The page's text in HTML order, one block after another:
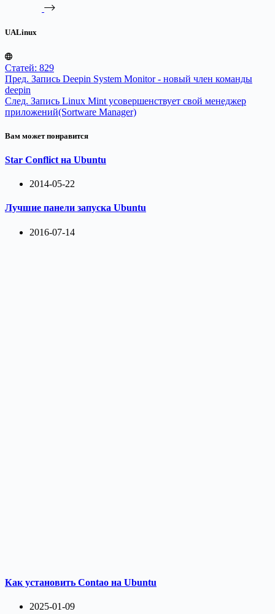
UALinux
Статей: 829
Пред. Запись Deepin System Monitor - новый член команды
deepin
След. Запись Linux Mint усовершенствует свой менеджер
приложений(Sortware Manager)
Вам может понравится
Star Conflict на Ubuntu
2014-05-22
Лучшие панели запуска Ubuntu
2016-07-14
Как установить Contao на Ubuntu
2025-01-09